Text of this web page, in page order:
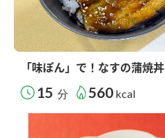
「味ぽん」で！なすの蒲焼丼
15 分 560 kcal